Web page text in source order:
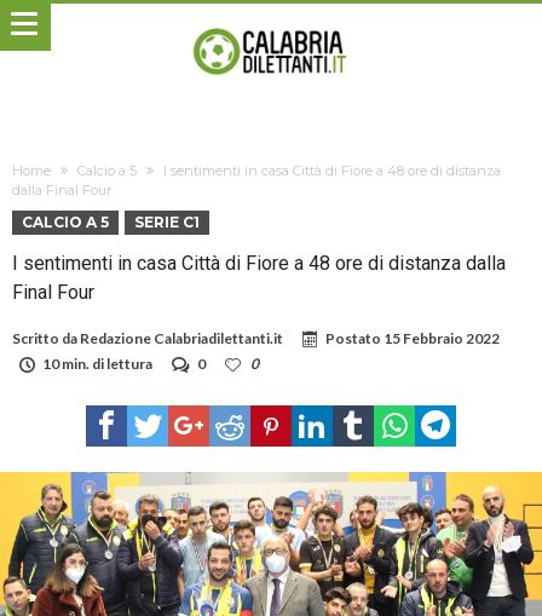
Home Calcio a 5
I sentimenti in casa Città di Fiore a 48 ore di distanza
dalla Final Four
CALCIO A 5 SERIE C1
I sentimenti in casa Città di Fiore a 48 ore di distanza dalla
Final Four
Scritto da Redazione Calabriadilettanti.it Postato 15 Febbraio 2022
10 min. di lettura
0 0